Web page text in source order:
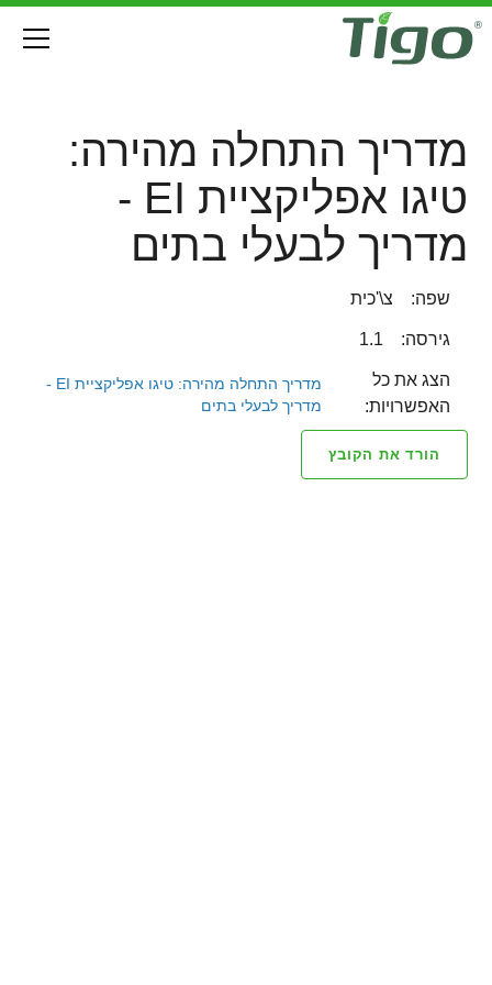
מדריך התחלה מהירה:
טיגו אפליקציית EI -
מדריך לבעלי בתים
שפה: צ\'כית
גירסה: 1.1
הצג את כל
האפשרויות:
מדריך התחלה מהירה: טיגו אפליקציית EI -
מדריך לבעלי בתים
הורד את הקובץ